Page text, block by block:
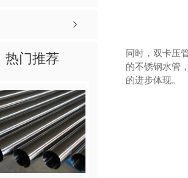
热门推荐
同时，双卡压
的不锈钢水管
的进步体现。